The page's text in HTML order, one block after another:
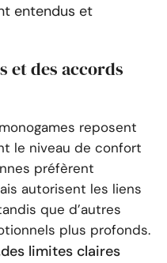
entendus et
et des accords
reposent
le niveau de confort
préfèrent
autorisent les liens
que d’autres
plus profonds.
des limites claires